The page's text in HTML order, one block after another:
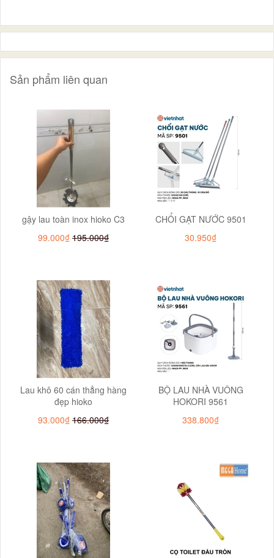
Sản phẩm liên quan
gậy lau toàn inox hioko C3
99.000₫ 195.000₫
CHỔI GẠT NƯỚC 9501
30.950₫
Lau khô 60 cán thẳng hàng
đẹp hioko
93.000₫ 166.000₫
BỘ LAU NHÀ VUÔNG
HOKORI 9561
338.800₫